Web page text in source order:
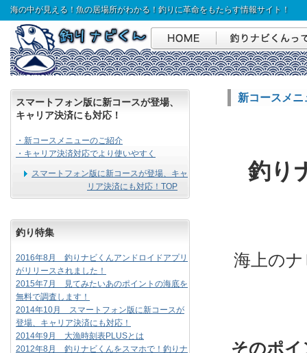
海の中が見える！魚の居場所がわかる！釣りに革命をもたらす情報サイト！
スマートフォン版に新コースが登場、
キャリア決済にも対応！
・新コースメニューのご紹介
・キャリア決済対応でより使いやすく
スマートフォン版に新コースが登場、キャ
リア決済にも対応！TOP
釣り特集
2016年8月 釣りナビくんアンドロイドアプリ
がリリースされました！
2015年7月 見てみたいあのポイントの海底を
無料で調査します！
2014年10月 スマートフォン版に新コースが
登場、キャリア決済にも対応！
2014年9月 大漁時刻表PLUSとは
2012年8月 釣りナビくんをスマホで！釣りナ
新コースメ
釣り
海上の
そのポ